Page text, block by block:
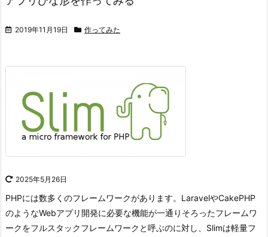
2019年11月19日 作ってみた
2025年5月26日
PHPには数多くのフレームワークがあります。 LaravelやCakePHP
のようなWebアプリ開発に必要な機能が一通りそろったフレームワ
ークをフルスタックフレームワークと呼ぶのに対し、Slimは軽量フ